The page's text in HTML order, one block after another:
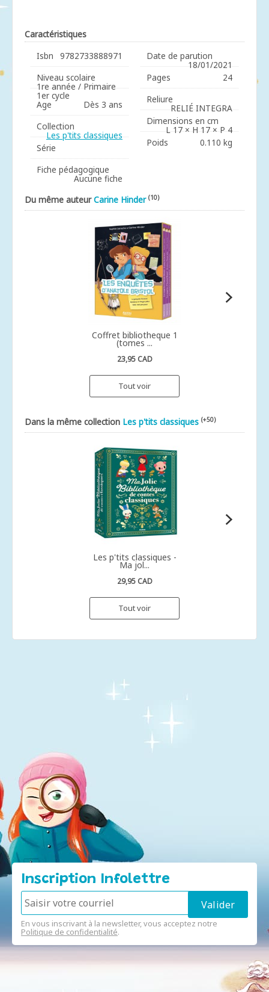
Caractéristiques
Isbn
9782733888971
Niveau scolaire
1re année / Primaire
1er cycle
Age
Dès 3 ans
Collection
Les p'tits classiques
Série
Fiche pédagogique
Aucune fiche
Date de parution
18/01/2021
Pages
24
Reliure
RELIÉ INTEGRA
Dimensions en cm
L 17 × H 17 × P 4
Poids
0.110 kg
Du même auteurCarine Hinder (10)
Coffret bibliotheque 1
(tomes ...
23,95 CAD
Tout voir
Dans la même collection Les p'tits classiques (+50)
Les p'tits classiques -
Ma jol...
29,95 CAD
Tout voir
Inscription Infolettre
En vous inscrivant à la newsletter, vous acceptez notre
Politique de confidentialité.